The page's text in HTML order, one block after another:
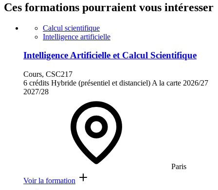
Ces formations pourraient vous intéresser
Calcul scientifique
Intelligence artificielle
Intelligence Artificielle et Calcul Scientifique
Cours, CSC217
6 crédits Hybride (présentiel et distanciel) A la carte 2026/27
2027/28
Paris
Voir la formation